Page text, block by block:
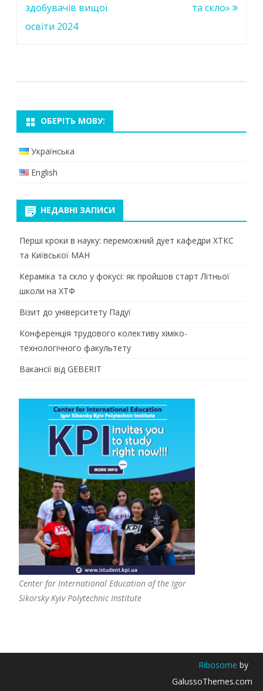
записів
здобувачів вищої
освіти 2024
та скло»
ОБЕРІТЬ МОВУ:
Українська
English
НЕДАВНІ ЗАПИСИ
Перші кроки в науку: переможний дует кафедри ХТКС
та Київської МАН
Кераміка та скло у фокусі: як пройшов старт Літньої
школи на ХТФ
Візит до університету Падуї
Конференція трудового колективу хіміко-
технологічного факультету
Вакансії від GEBERIT
Center for International Education of the Igor
Sikorsky Kyiv Polytechnic Institute
Ribosome by
GalussoThemes.com